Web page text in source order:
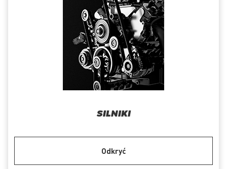
SILNIKI
Odkryć